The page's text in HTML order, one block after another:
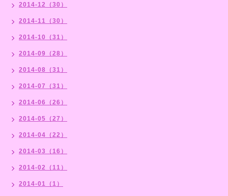
2014-12（30）
2014-11（30）
2014-10（31）
2014-09（28）
2014-08（31）
2014-07（31）
2014-06（26）
2014-05（27）
2014-04（22）
2014-03（16）
2014-02（11）
2014-01（1）